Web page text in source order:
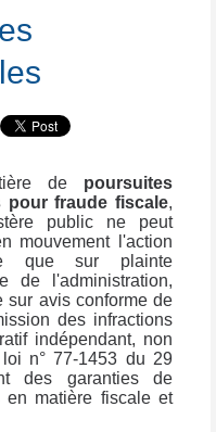
de poursuites
pour fraude fiscale,
public ne peut
mouvement l'action
que sur plainte
de l'administration,
sur avis conforme de
des infractions
indépendant, non
n° 77-1453 du 29
des garanties de
en matière fiscale et